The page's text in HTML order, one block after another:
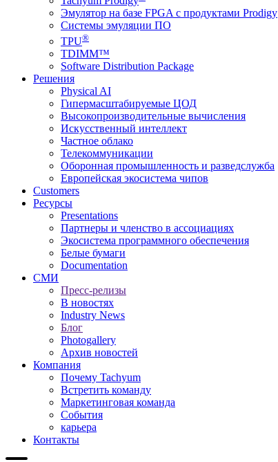
Эмулятор на базе FPGA с продуктами Prodigy
Системы эмуляции ПО
TPU®
TDIMM™
Software Distribution Package
Решения
Physical AI
Гипермасштабируемые ЦОД
Высокопроизводительные вычисления
Искусственный интеллект
Частное облако
Телекоммуникации
Оборонная промышленность и разведслужба
Европейская экосистема чипов
Customers
Ресурсы
Presentations
Партнеры и членство в ассоциациях
Экосистема программного обеспечения
Белые бумаги
Documentation
СМИ
Пресс-релизы
В новостях
Industry News
Блог
Photogallery
Архив новостей
Компания
Почему Tachyum
Встретить команду
Маркетинговая команда
События
карьера
Контакты